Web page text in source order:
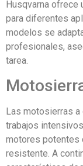
Husqvarna ofrece
para diferentes
modelos se
profesionales,
tarea.
Las motosierras
trabajos
motores potentes
resistente. A